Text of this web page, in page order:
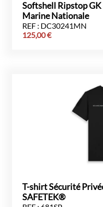
Softshell Ripstop
Marine Nationale
REF : DC30241MN
125,00€
T-shirt Sécurité
SAFETEK®